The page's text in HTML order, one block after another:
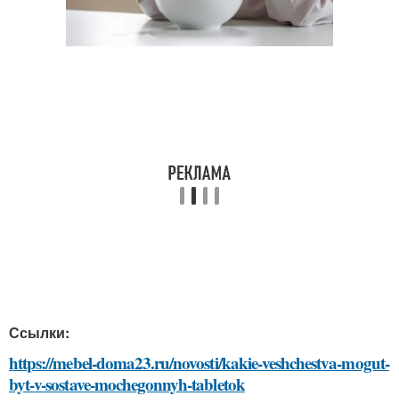
Ссылки:
https://mebel-doma23.ru/novosti/kakie-veshchestva-mogut-
byt-v-sostave-mochegonnyh-tabletok